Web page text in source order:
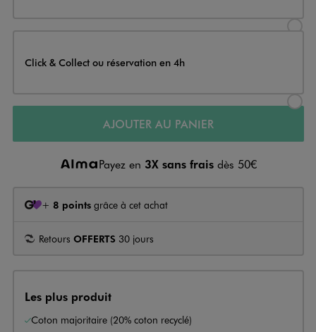
Click & Collect ou réservation en 4h
AJOUTER AU PANIER
Payez en 3X sans frais dès 50€
+ 8 points grâce à cet achat
Retours OFFERTS 30 jours
Les plus produit
Coton majoritaire (20% coton recyclé)